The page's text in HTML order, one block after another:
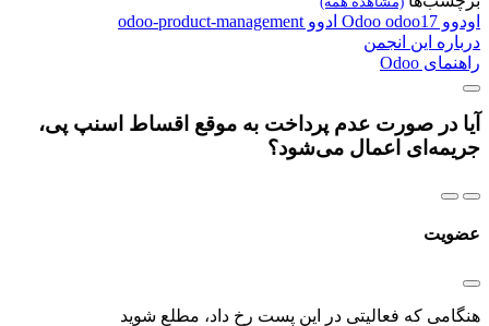
اودوو Odoo odoo17 ادوو odoo-product-management
درباره این انجمن
راهنمای Odoo
آیا در صورت عدم پرداخت به موقع اقساط اسنپ پی،
جریمه‌ای اعمال می‌شود؟
عضویت
هنگامی که فعالیتی در این پست رخ داد، مطلع شوید